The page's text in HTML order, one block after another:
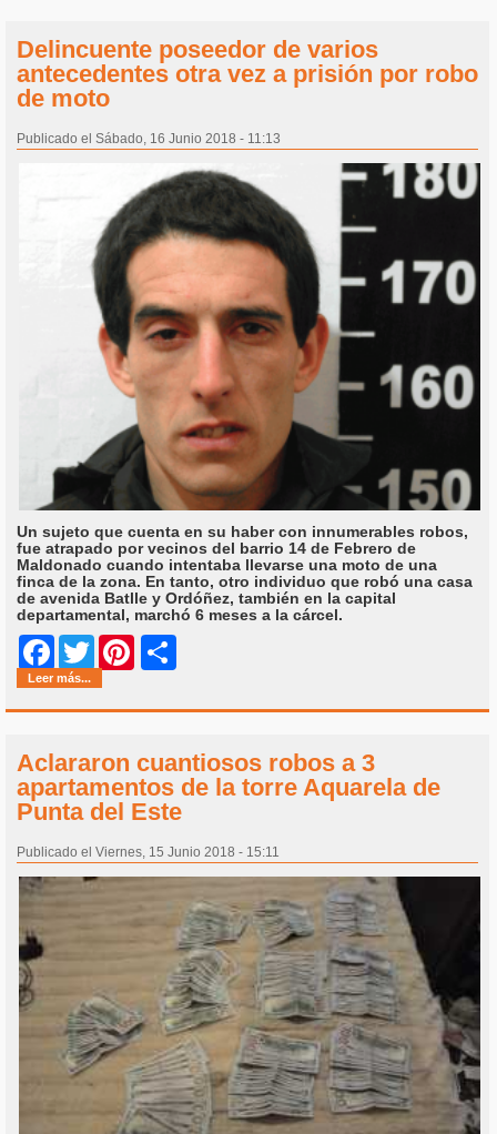
Delincuente poseedor de varios
antecedentes otra vez a prisión por robo
de moto
Publicado el Sábado, 16 Junio 2018 - 11:13
Un sujeto que cuenta en su haber con innumerables robos,
fue atrapado por vecinos del barrio 14 de Febrero de
Maldonado cuando intentaba llevarse una moto de una
finca de la zona. En tanto, otro individuo que robó una casa
de avenida Batlle y Ordóñez, también en la capital
departamental, marchó 6 meses a la cárcel.
Facebook
Twitter Pinterest
Leer más...
Aclararon cuantiosos robos a 3
apartamentos de la torre Aquarela de
Punta del Este
Publicado el Viernes, 15 Junio 2018 - 15:11